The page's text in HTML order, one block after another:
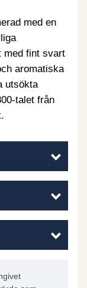
med en
med fint svart
aromatiska
utsökta
talet från